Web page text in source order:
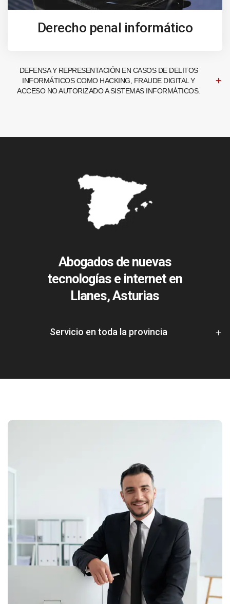
Derecho penal informático
DEFENSA Y REPRESENTACIÓN EN CASOS DE DELITOS
INFORMÁTICOS COMO HACKING, FRAUDE DIGITAL Y
ACCESO NO AUTORIZADO A SISTEMAS INFORMÁTICOS.
Abogados de nuevas
tecnologías e internet en
Llanes, Asturias
Servicio en toda la provincia